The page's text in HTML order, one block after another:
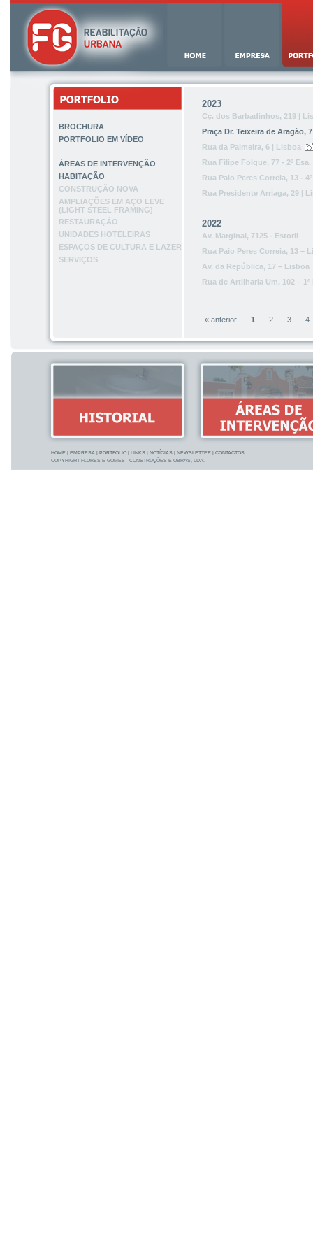
BROCHURA
PORTFOLIO EM VÍDEO
ÁREAS DE INTERVENÇÃO
HABITAÇÃO
CONSTRUÇÃO NOVA
AMPLIAÇÕES EM AÇO LEVE
(LIGHT STEEL FRAMING)
RESTAURAÇÃO
UNIDADES HOTELEIRAS
ESPAÇOS DE CULTURA E LAZER
SERVIÇOS
2023
Cç. dos Barbadinhos, 219 |
Praça Dr. Teixeira de Aragão,
Rua da Palmeira, 6 | Lisboa
Rua Filipe Folque, 77 - 2º
Rua Paio Peres Correia, 13 -
Rua Presidente Arriaga, 29 |
2022
Av. Marginal, 7125 - Estoril
Rua Paio Peres Correia, 13 –
Av. da República, 17 – Lisboa
Rua de Artilharia Um, 102 –
« anterior 1 2 3 4
HOME EMPRESA PORTFOLIO LINKS NOTÍCIAS NEWSLETTER
CONTACTOS
COPYRIGHT FLORES E GOMES - CONSTRUÇÕES E OBRAS, LDA.